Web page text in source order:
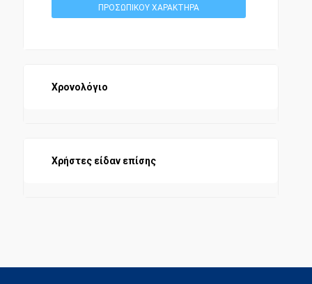
ΠΡΟΣΩΠΙΚΟΥ ΧΑΡΑΚΤΗΡΑ
Χρονολόγιο
Χρήστες είδαν επίσης